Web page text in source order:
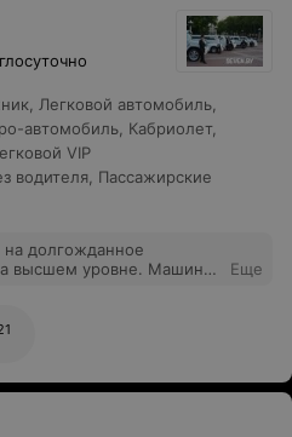
Легковой автомобиль
автомобиль Кабриолет,
VIP
водителя Пассажирские
на долгожданное
высшем уровне. Машина
куда съездить.
Еще